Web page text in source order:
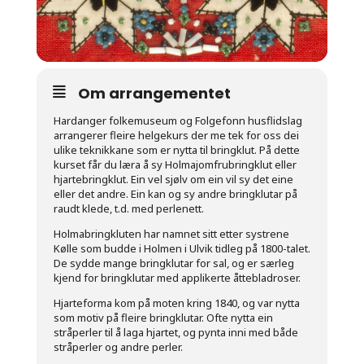
Om arrangementet
Hardanger folkemuseum og Folgefonn husflidslag
arrangerer fleire helgekurs der me tek for oss dei
ulike teknikkane som er nytta til bringklut. På dette
kurset får du læra å sy Holmajomfrubringklut eller
hjartebringklut. Ein vel sjølv om ein vil sy det eine
eller det andre. Ein kan og sy andre bringklutar på
raudt klede, t.d. med perlenett.
Holmabringkluten har namnet sitt etter systrene
Kølle som budde i Holmen i Ulvik tidleg på 1800-talet.
De sydde mange bringklutar for sal, og er særleg
kjend for bringklutar med applikerte åttebladroser.
Hjarteforma kom på moten kring 1840, og var nytta
som motiv på fleire bringklutar. Ofte nytta ein
stråperler til å laga hjartet, og pynta inni med både
stråperler og andre perler.